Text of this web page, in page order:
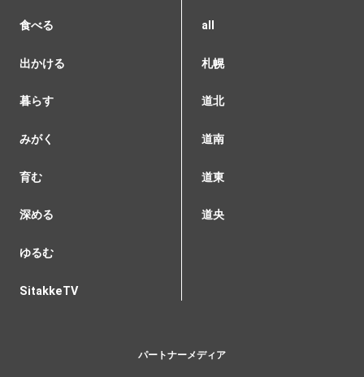
食べる
出かける
暮らす
みがく
育む
深める
ゆるむ
SitakkeTV
all
札幌
道北
道南
道東
道央
パートナーメディア